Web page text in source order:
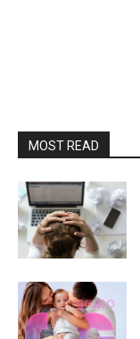
MOST READ